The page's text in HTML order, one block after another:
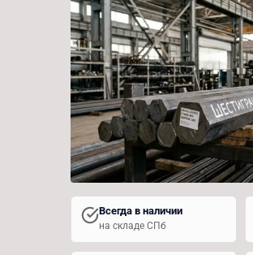
Всегда в наличии
на складе СПб